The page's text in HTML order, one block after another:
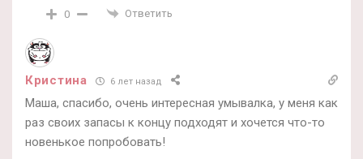
0 Ответить
Кристина 6 лет назад
Маша, спасибо, очень интересная умывалка, у меня как
раз своих запасы к концу подходят и хочется что-то
новенькое попробовать!